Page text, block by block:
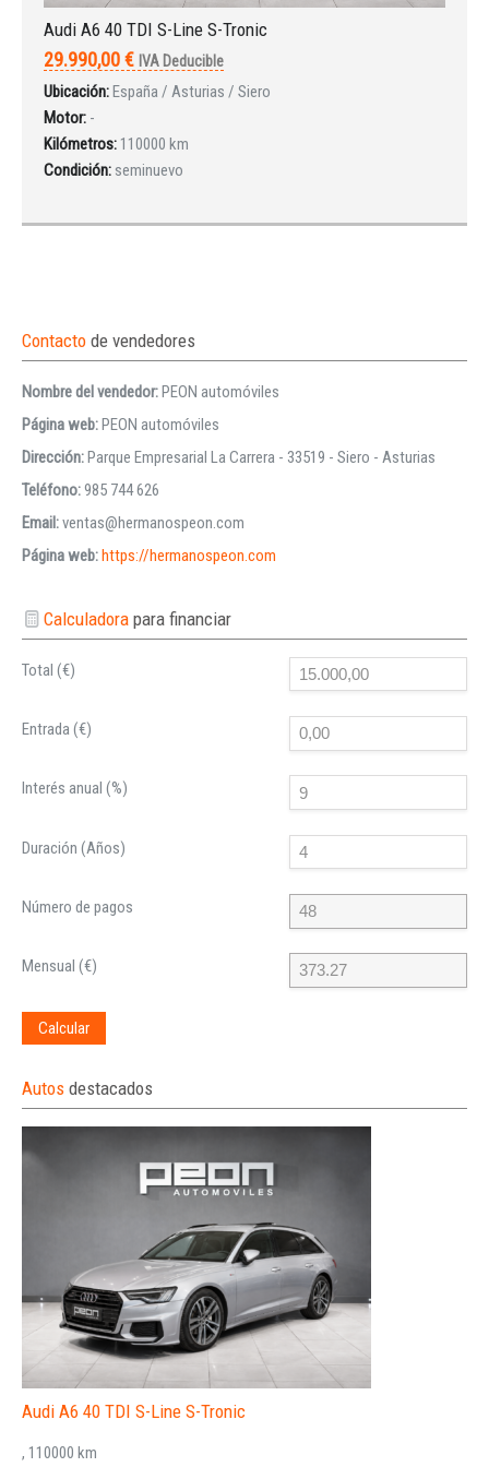
Audi A6 40 TDI S-Line S-Tronic
29.990,00 € IVA Deducible
Ubicación:España / Asturias / Siero
Motor: -
Kilómetros: 110000 km
Condición: seminuevo
Contacto de vendedores
Nombre del vendedor:PEON automóviles
Página web:PEON automóviles
Dirección:Parque Empresarial La Carrera - 33519 - Siero - Asturias
Teléfono:985 744 626
Email:ventas@hermanospeon.com
Página web:https://hermanospeon.com
Calculadorapara financiar
Total (€)
Entrada (€)
Interés anual (%)
Duración (Años)
Número de pagos
Mensual (€)
Calcular
Autos destacados
Audi A6 40 TDI S-Line S-Tronic
, 110000 km